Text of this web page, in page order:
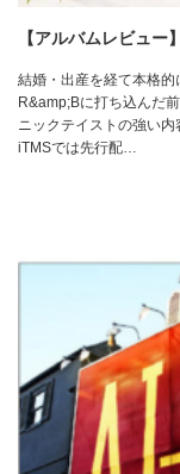
【アルバムレビュー
結婚・出産を経て本格的
R&amp;Bに打ち込んだ
ニックテイストの強い
iTMSでは先行配…